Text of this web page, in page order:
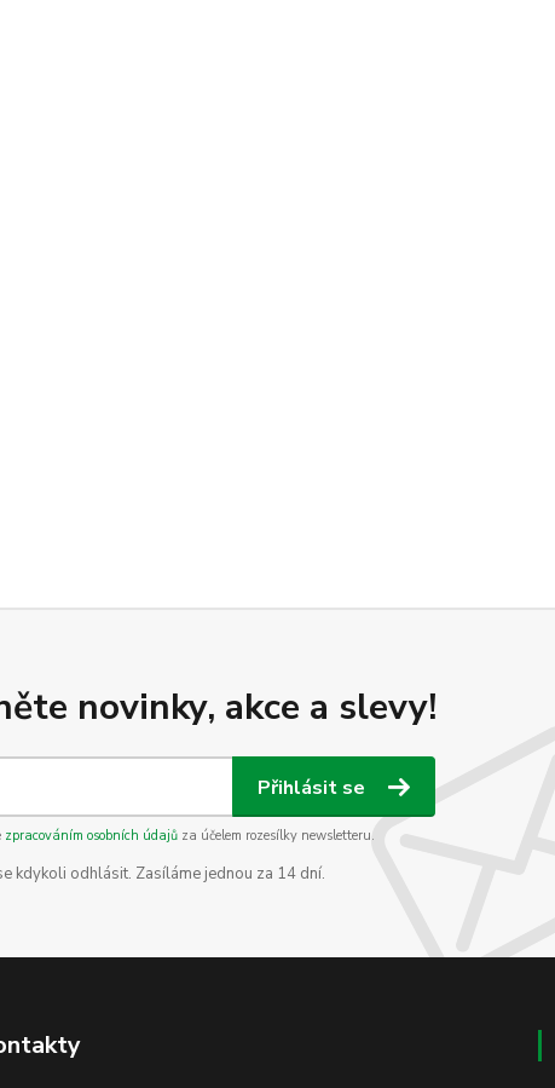
novinky, akce a slevy!
Přihlásit se
zpracováním osobních údajůza účelem rozesílky newsletteru.
kdykoli odhlásit. Zasíláme jednou za 14 dní.